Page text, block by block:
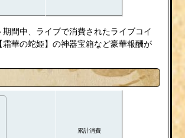
間中、ライブで消費されたライブコイ
霜華の蛇姫】の神器宝箱など豪華報酬が
累計消費